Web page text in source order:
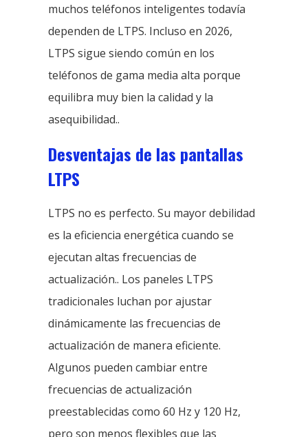
muchos teléfonos inteligentes todavía
dependen de LTPS. Incluso en 2026,
LTPS sigue siendo común en los
teléfonos de gama media alta porque
equilibra muy bien la calidad y la
asequibilidad..
Desventajas de las pantallas
LTPS
LTPS no es perfecto. Su mayor debilidad
es la eficiencia energética cuando se
ejecutan altas frecuencias de
actualización.. Los paneles LTPS
tradicionales luchan por ajustar
dinámicamente las frecuencias de
actualización de manera eficiente.
Algunos pueden cambiar entre
frecuencias de actualización
preestablecidas como 60 Hz y 120 Hz,
pero son menos flexibles que las